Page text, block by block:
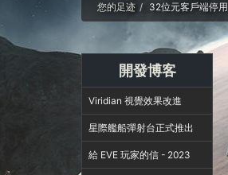
您的足迹
32位元客戶端停用
開發博客
Viridian 視覺效果改進
星際艦船彈射台正式推出
給 EVE 玩家的信 - 2023